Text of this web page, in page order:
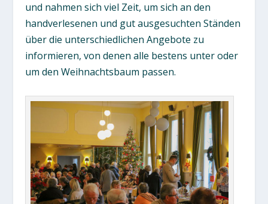
und nahmen sich viel Zeit, um sich an den
handverlesenen und gut ausgesuchten Ständen
über die unterschiedlichen Angebote zu
informieren, von denen alle bestens unter oder
um den Weihnachtsbaum passen.